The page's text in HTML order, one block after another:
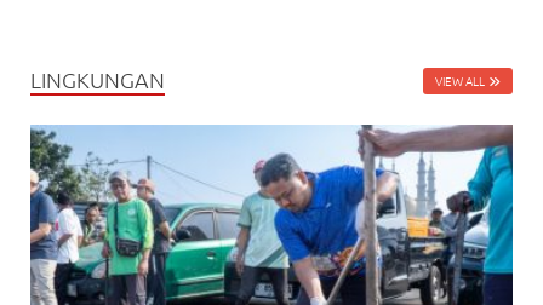
LINGKUNGAN VIEW ALL